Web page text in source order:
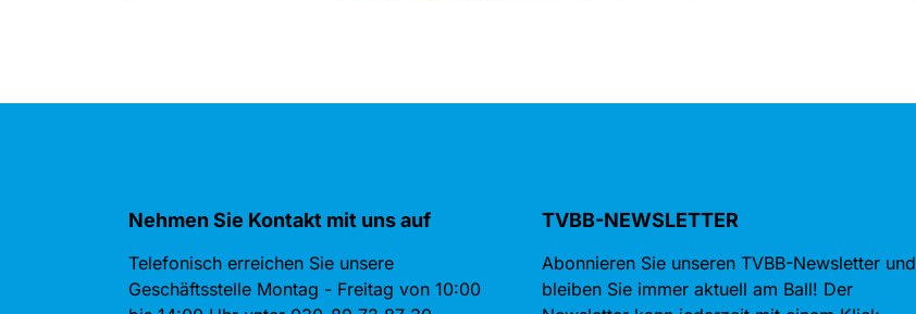
Nehmen Sie Kontakt mit uns auf
Telefonisch erreichen Sie unsere
Geschäftsstelle Montag - Freitag von 10:00
TVBB-NEWSLETTER
Abonnieren Sie unseren TVBB-Newsletter und
bleiben Sie immer aktuell am Ball! Der